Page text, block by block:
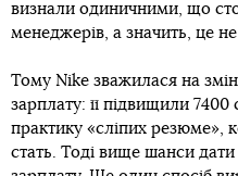
визнали одиничними, що
менеджерів, а значить, це не
Тому Nike зважилася на
зарплату: її підвищили
практику «сліпих резюме»,
стать. Тоді вище шанси